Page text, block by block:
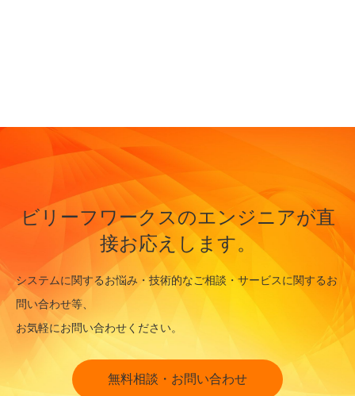
ビリーフワークスのエンジニアが直
接お応えします。
システムに関するお悩み・技術的なご相談・サービスに関するお
問い合わせ等、
お気軽にお問い合わせください。
無料相談・お問い合わせ